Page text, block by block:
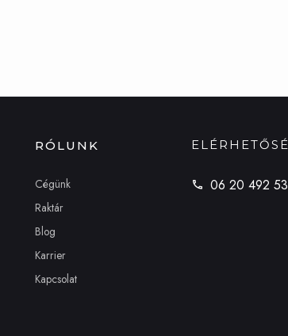
RÓLUNK
Cégünk
Raktár
Blog
Karrier
Kapcsolat
06 20 492